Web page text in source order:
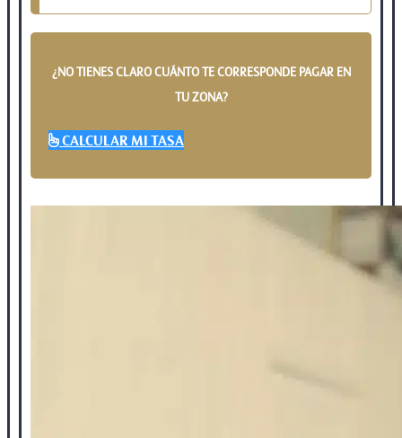
¿NO TIENES CLARO CUÁNTO TE CORRESPONDE PAGAR EN
TU ZONA?
CALCULAR MI TASA